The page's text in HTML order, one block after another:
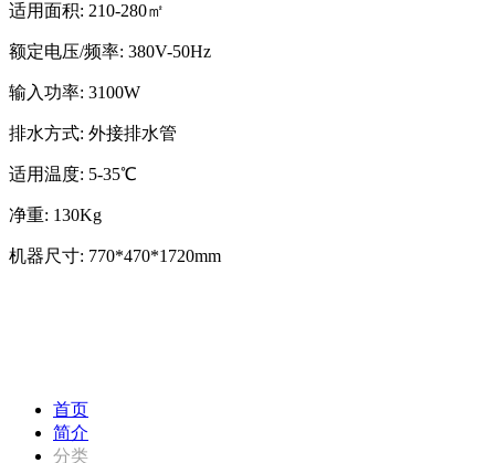
适用面积: 210-280㎡
额定电压/频率: 380V-50Hz
输入功率: 3100W
排水方式: 外接排水管
适用温度: 5-35℃
净重: 130Kg
机器尺寸: 770*470*1720mm
首页
简介
分类